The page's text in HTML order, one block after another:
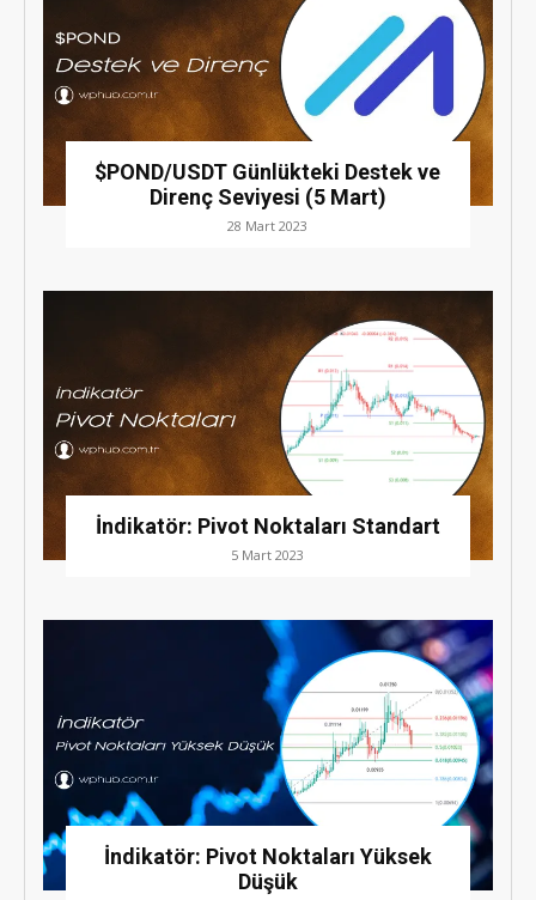
$POND/USDT Günlükteki Destek ve
Direnç Seviyesi (5 Mart)
28 Mart 2023
İndikatör: Pivot Noktaları Standart
5 Mart 2023
İndikatör: Pivot Noktaları Yüksek
Düşük